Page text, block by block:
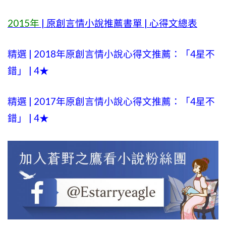
2015年 | 原創言情小說推薦書單 | 心得文總表
精選 | 2018年原創言情小說心得文推薦：「4星不
錯」 | 4★
精選 | 2017年原創言情小說心得文推薦：「4星不
錯」 | 4★